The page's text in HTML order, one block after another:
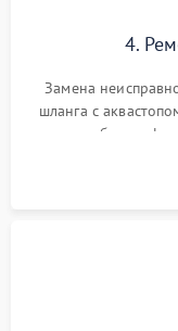
4.
Замена
шланга с
патрубках и
управления,